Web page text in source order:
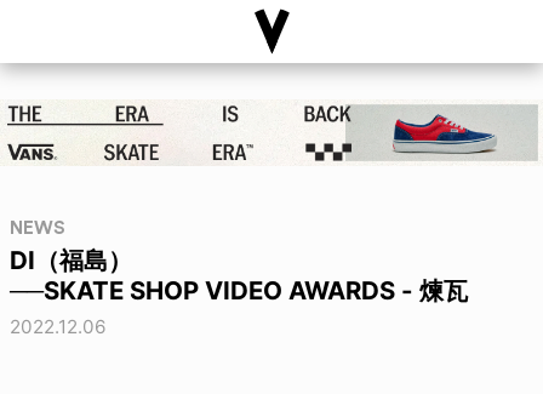
NEWS
DI（福島）
──SKATE SHOP VIDEO AWARDS - 煉瓦
2022.12.06